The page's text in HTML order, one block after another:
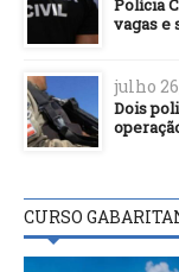
Polícia
vagas e
julho
Dois
CURSO